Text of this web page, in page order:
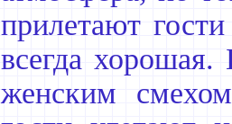
прилетают
всегда хорошая.
женским